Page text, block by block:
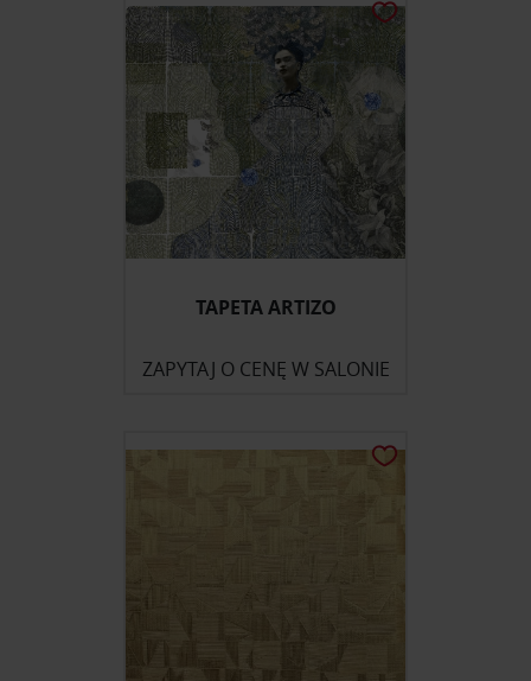
TAPETA ARTIZO
ZAPYTAJ O CENĘ W SALONIE